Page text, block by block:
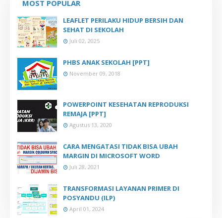
MOST POPULAR
LEAFLET PERILAKU HIDUP BERSIH DAN
SEHAT DI SEKOLAH
Juli 02, 2025
PHBS ANAK SEKOLAH [PPT]
November 09, 2018
POWERPOINT KESEHATAN REPRODUKSI
REMAJA [PPT]
Agustus 13, 2020
CARA MENGATASI TIDAK BISA UBAH
MARGIN DI MICROSOFT WORD
Juli 28, 2021
TRANSFORMASI LAYANAN PRIMER DI
POSYANDU (ILP)
April 01, 2024